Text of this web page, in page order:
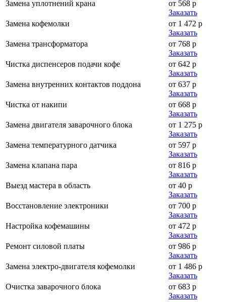
Замена уплотнений крана
от 568 р
Заказать
Замена кофемолки
от 1 472 р
Заказать
Замена трансформатора
от 768 р
Заказать
Чистка диспенсеров подачи кофе
от 642 р
Заказать
Замена внутренних контактов поддона
от 637 р
Заказать
Чистка от накипи
от 668 р
Заказать
Замена двигателя заварочного блока
от 1 275 р
Заказать
Замена температурного датчика
от 597 р
Заказать
Замена клапана пара
от 816 р
Заказать
Выезд мастера в область
от 40 р
Заказать
Восстановление электроники
от 700 р
Заказать
Настройка кофемашины
от 472 р
Заказать
Ремонт силовой платы
от 986 р
Заказать
Замена электро-двигателя кофемолки
от 1 486 р
Заказать
Очистка заварочного блока
от 683 р
Заказать